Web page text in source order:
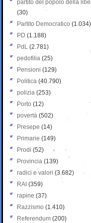
partito del popolo della
(30)
Partito Democratico (1.034)
PD (1.188)
PdL (2.781)
pedofilia (25)
Pensioni (129)
Politica (40.790)
polizia (253)
Porto (12)
povertà (502)
Presepe (14)
Primarie (149)
Prodi (52)
Provincia (139)
radici e valori (3.682)
RAI (359)
rapine (37)
Razzismo (1.410)
Referendum (200)